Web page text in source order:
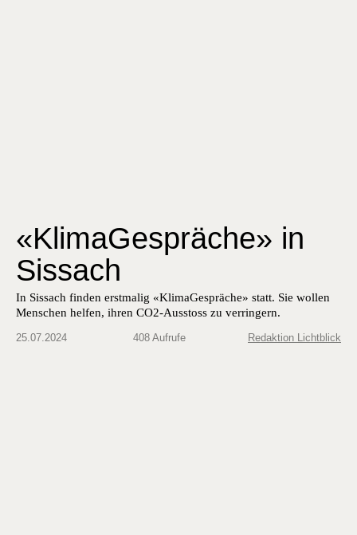
«KlimaGespräche» in
Sissach
In Sissach finden erstmalig «KlimaGespräche» statt. Sie wollen
Menschen helfen, ihren CO2-Ausstoss zu verringern.
25.07.2024 408 Aufrufe Redaktion Lichtblick